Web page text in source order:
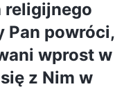
religijnego
Pan powróci,
wprost w
z Nim w